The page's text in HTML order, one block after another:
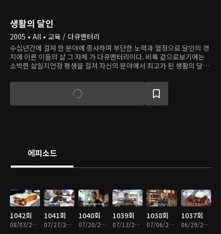
생활의 달인
2005 • All • 교육 / 다큐멘터리
수십년간에 걸쳐 한 분야에 종사하며 부단한 노력과 열정으로 달인의 경
지에 이른 이들의 삶 그 자체 가 다큐멘터리이다. 비록 겉으로보기에는
소박한 삶일지언정 평생을 걸쳐 자신의 분야에서 최고가 된 생활의 달인
에피소드
1042회
08/03/2026 • 50분
1041회
07/27/2026 • 1시간 6분
1040회
07/20/2026 • 1시간 5분
1039회
07/13/2026 • 1시간 5분
1038회
07/06/2026 • 1시간 6분
1037회
06/29/2026 • 1시간 6분